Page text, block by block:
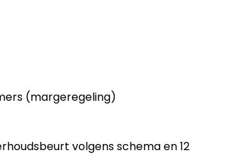
(margeregeling)
volgens schema en 12